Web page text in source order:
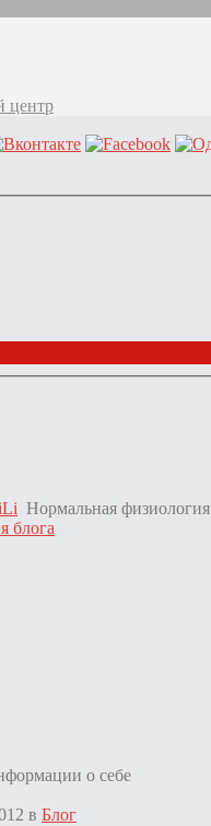
центр
Нормальная физиология
блога
о себе
в Блог